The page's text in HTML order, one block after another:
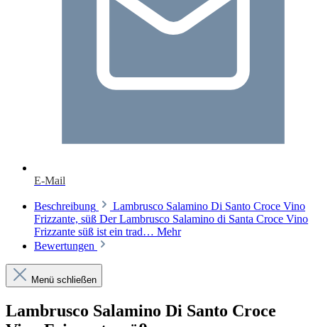
E-Mail
Beschreibung
Lambrusco Salamino Di Santo Croce Vino
Frizzante, süß Der Lambrusco Salamino di Santa Croce Vino
Frizzante süß ist ein trad… Mehr
Bewertungen
Menü schließen
Lambrusco Salamino Di Santo Croce